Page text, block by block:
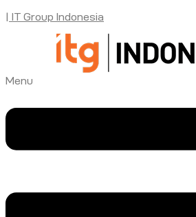
| IT Group Indonesia
Menu